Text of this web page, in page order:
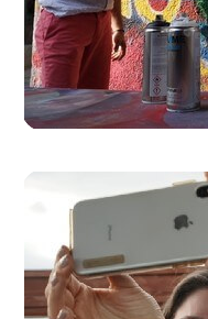
ועוד הפתעות......